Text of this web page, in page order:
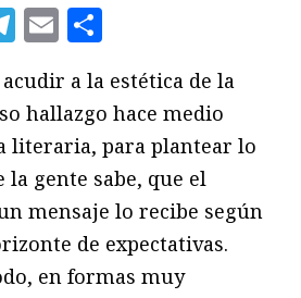
Telegram
Email
a la estética de la
hallazgo hace medio
literaria, para plantear lo
la gente sabe, que el
mensaje lo recibe según
de expectativas.
en formas muy